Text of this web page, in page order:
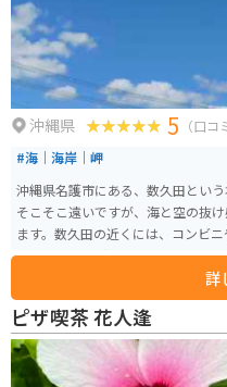
沖縄県 5 （口コ
#海｜海岸｜岬
沖縄県名護市にある、数久田とい
そこそこ遠いですが、海と空の抜
ます。数久田の近くには、コンビ
のでツーリングやドライブには最
過ごすとリフレッシュにもなります
詳
ピザ喫茶 花人逢